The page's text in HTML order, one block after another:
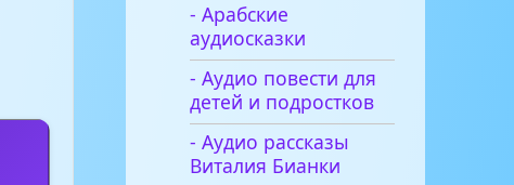
- Арабские
аудиосказки
- Аудио повести для
детей и подростков
- Аудио рассказы
Виталия Бианки